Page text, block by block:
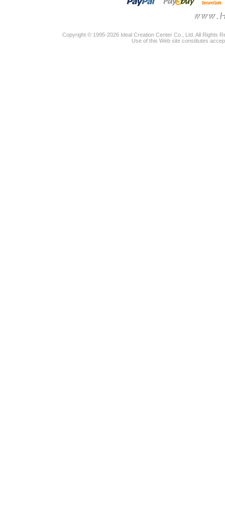
Copyright © 1995-2026 Ideal Creation Center Co., Ltd. All Rights
Use of this Web site constitutes